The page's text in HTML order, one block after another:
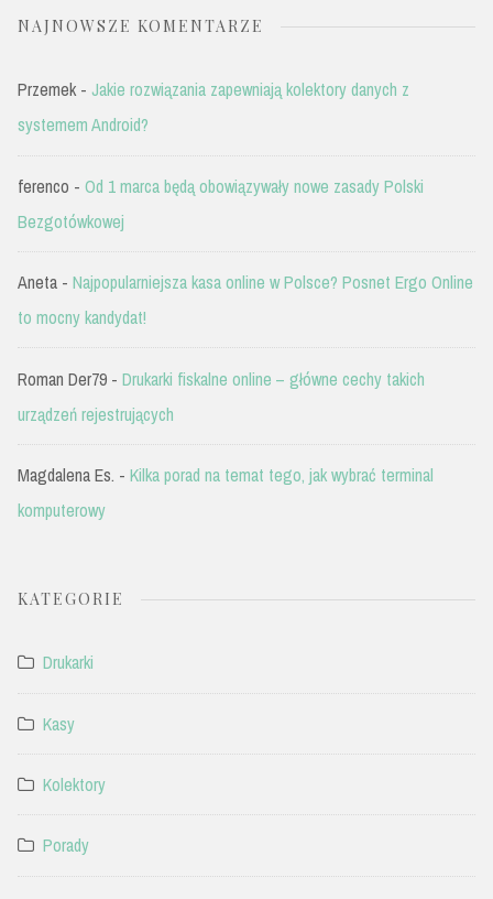
NAJNOWSZE KOMENTARZE
Przemek- Jakie rozwiązania zapewniają kolektory danych z
systemem Android?
ferenco - Od 1 marca będą obowiązywały nowe zasady Polski
Bezgotówkowej
Aneta - Najpopularniejsza kasa online w Polsce? Posnet Ergo Online
to mocny kandydat!
Roman Der79 - Drukarki fiskalne online – główne cechy takich
urządzeń rejestrujących
Magdalena Es. - Kilka porad na temat tego, jak wybrać terminal
komputerowy
KATEGORIE
Drukarki
Kasy
Kolektory
Porady